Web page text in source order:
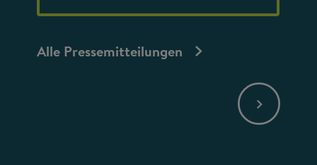
Alle Pressemitteilungen